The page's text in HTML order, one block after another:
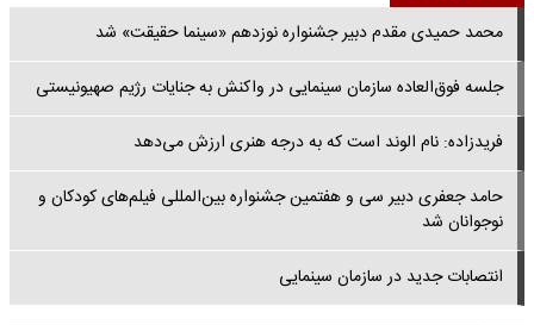
محمد حمیدی مقدم دبیر جشنواره نوزدهم «سینما حقیقت» شد
جلسه فوق‌العاده سازمان سینمایی در واکنش به جنایات رژیم صهیونیستی
فریدزاده: نام الوند است که به درجه هنری ارزش می‌دهد
حامد جعفری دبیر سی و هفتمین جشنواره بین‌المللی فیلم‌های کودکان و
نوجوانان شد
انتصابات جدید در سازمان سینمایی